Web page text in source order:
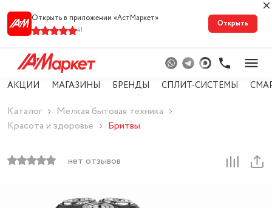
Открыть в приложении «АстМарке‪т‬»
41
Открыть
АКЦИИ МАГАЗИНЫ БРЕНДЫ СПЛИТ-СИСТЕМЫ
Каталог
Мелкая бытовая техника
Красота и здоровье
Бритвы
нет отзывов